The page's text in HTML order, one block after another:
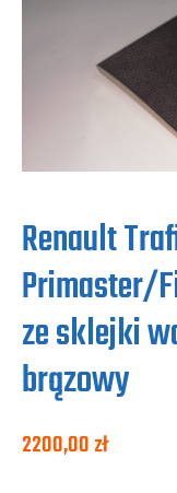
Renault
Primaster/
ze sklejki
brązowy
2200,00zł